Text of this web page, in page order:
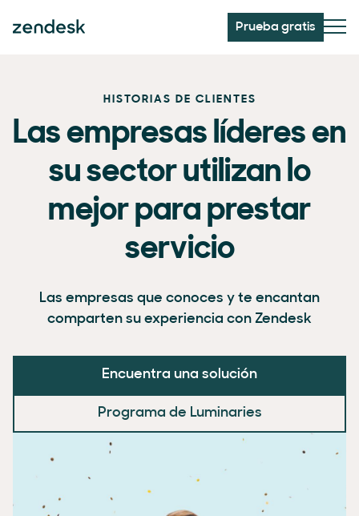
Prueba gratis
HISTORIAS DE CLIENTES
Las empresas líderes en
su sector utilizan lo
mejor para prestar
servicio
Las empresas que conoces y te encantan
comparten su experiencia con Zendesk
Encuentra una solución
Programa de Luminaries